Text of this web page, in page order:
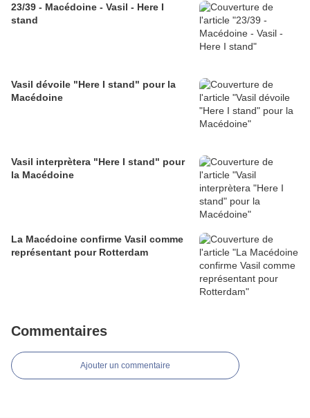
23/39 - Macédoine - Vasil - Here I
stand
Vasil dévoile "Here I stand" pour la
Macédoine
Vasil interprètera "Here I stand" pour
la Macédoine
La Macédoine confirme Vasil comme
représentant pour Rotterdam
Commentaires
Ajouter un commentaire